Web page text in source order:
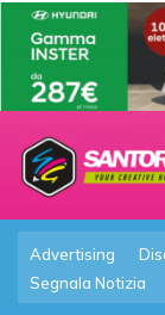
Advertising
Segnala Notizia